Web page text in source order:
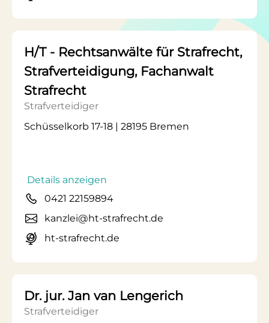
H/T - Rechtsanwälte für Strafrecht,
Strafverteidigung, Fachanwalt
Strafrecht
Strafverteidiger
Schüsselkorb 17-18 | 28195 Bremen
Details anzeigen
0421 22159894
kanzlei@ht-strafrecht.de
ht-strafrecht.de
Dr. jur. Jan van Lengerich
Strafverteidiger